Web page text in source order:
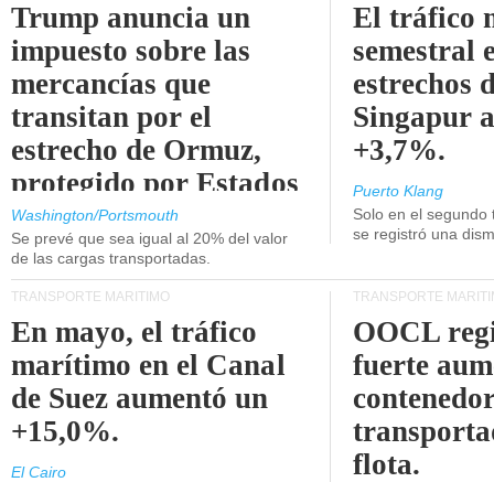
Trump anuncia un
impuesto sobre las
mercancías que
transitan por el
estrecho de Ormuz,
protegido por Estados
Unidos.
Washington/Portsmouth
Se prevé que sea igual al 20% del valor
de las cargas transportadas.
El tráfico
semestral
estrechos
Singapur
+3,7%.
Puerto Klang
Solo en el
se registró una
TRANSPORTE MARÍTIMO
En mayo, el tráfico
marítimo en el Canal
de Suez aumentó un
+15,0%.
El Cairo
TRANSPORTE
OOCL
fuerte
flota.